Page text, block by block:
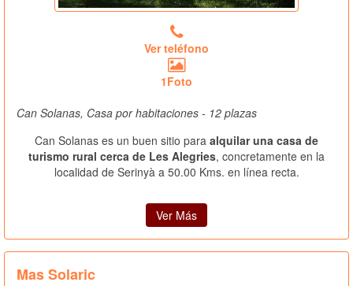
Ver teléfono
1Foto
Can Solanas, Casa por habitaciones - 12 plazas
Can Solanas es un buen sitio para alquilar una casa de
turismo rural cerca de Les Alegries, concretamente en la
localidad de Serinyà a 50.00 Kms. en línea recta.
Ver Más
Mas Solaric